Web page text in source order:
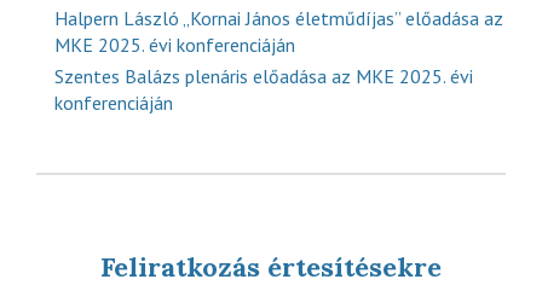
Halpern László „Kornai János életműdíjas” előadása az
MKE 2025. évi konferenciáján
Szentes Balázs plenáris előadása az MKE 2025. évi
konferenciáján
Feliratkozás értesítésekre